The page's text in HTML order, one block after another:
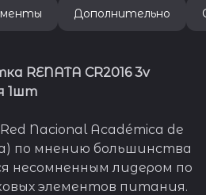
Дополнительно
RENATA CR2016 3v
1шт
Nacional Académica de
по мнению большинства
несомненным лидером по
элементов питания.